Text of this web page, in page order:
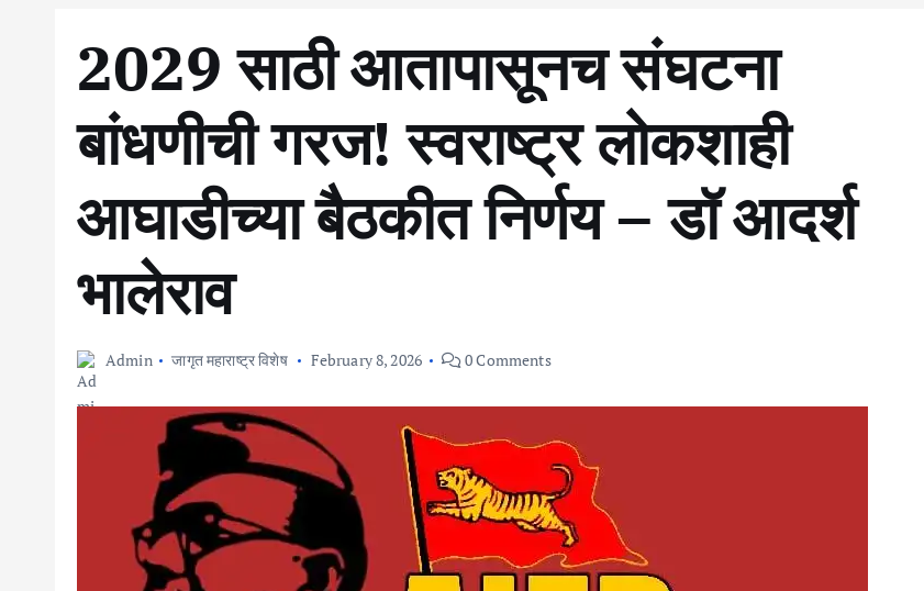
2029 साठी आतापासूनच संघटना
बांधणीची गरज! स्वराष्ट्र लोकशाही
आघाडीच्या बैठकीत निर्णय – डॉ आदर्श
भालेराव
Admin जागृत महाराष्ट्र विशेष February 8, 2026 0 Comments